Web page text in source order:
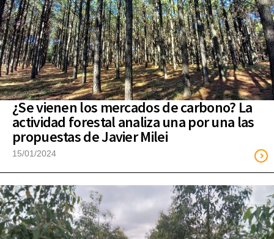
¿Se vienen los mercados de carbono? La
actividad forestal analiza una por una las
propuestas de Javier Milei
15/01/2024